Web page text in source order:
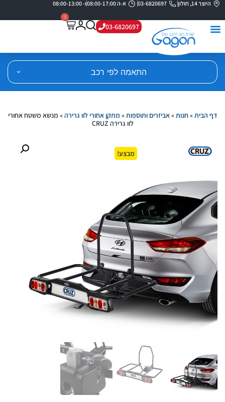
היוצר 14, חולון 03-6820697 א-ה 08:00-17:00 ו- 08:00-13:00
03-6820697
0
התאמה לפי רכב
דף הבית»חנות»אביזרים ותוספות» מתקן אחורי לוו גרירה» מנשא משטח אחורי
לוו גרירה CRUZ
מבצע!